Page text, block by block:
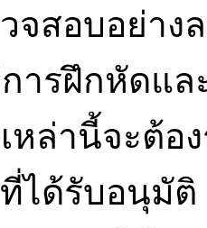
จสอบอย่า
ารฝึกหัดแล
หล่านี้จะต้อ
ได้รับอนุมั